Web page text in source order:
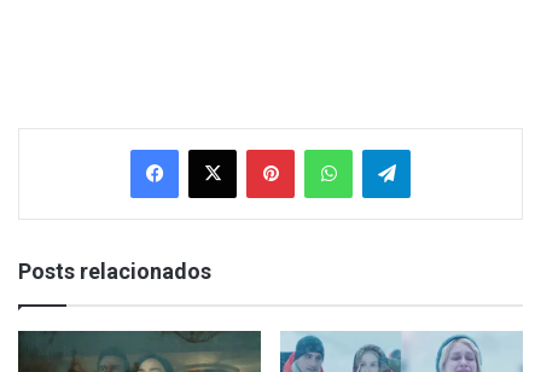
Facebook
X PinterestWhatsAppTelegram
Posts relacionados